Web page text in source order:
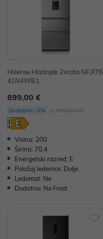
Hisense Hladnjak 2vrata NF,RT6
41N4WIE1
899,00 €
Dodatnih -5% uz PROMO KOD
Visina: 200
Širina: 70,4
Energetski razred: E
Položaj ledenice: Dolje
Ledomat: Ne
Dodatno: No Frost